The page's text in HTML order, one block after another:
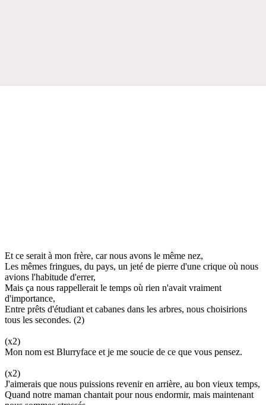
Et ce serait à mon frère, car nous avons le même nez,
Les mêmes fringues, du pays, un jeté de pierre d'une crique où nous
avions l'habitude d'errer,
Mais ça nous rappellerait le temps où rien n'avait vraiment
d'importance,
Entre prêts d'étudiant et cabanes dans les arbres, nous choisirions
tous les secondes. (2)
(x2)
Mon nom est Blurryface et je me soucie de ce que vous pensez.
(x2)
J'aimerais que nous puissions revenir en arrière, au bon vieux temps,
Quand notre maman chantait pour nous endormir, mais maintenant